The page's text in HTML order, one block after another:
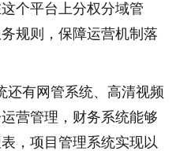
个平台上分权分域管
规则，保障运营机制落
有网管系统、高清视频
营管理，财务系统能够
，项目管理系统实现以